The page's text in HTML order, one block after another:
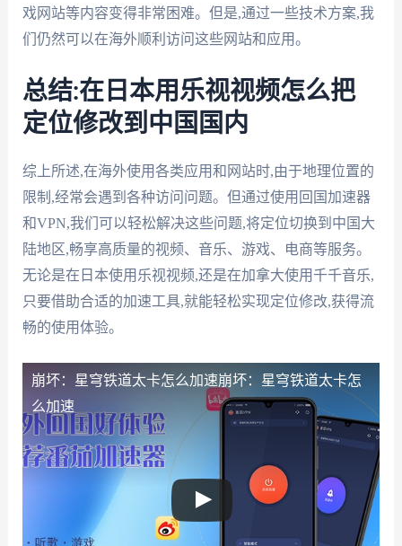
戏网站等内容变得非常困难。但是,通过一些技术方案,我
们仍然可以在海外顺利访问这些网站和应用。
总结:在日本用乐视视频怎么把
定位修改到中国国内
综上所述,在海外使用各类应用和网站时,由于地理位置的
限制,经常会遇到各种访问问题。但通过使用回国加速器
和VPN,我们可以轻松解决这些问题,将定位切换到中国大
陆地区,畅享高质量的视频、音乐、游戏、电商等服务。
无论是在日本使用乐视视频,还是在加拿大使用千千音乐,
只要借助合适的加速工具,就能轻松实现定位修改,获得流
畅的使用体验。
崩坏：星穹铁道太卡怎么加速崩坏：星穹铁道太卡怎
么加速